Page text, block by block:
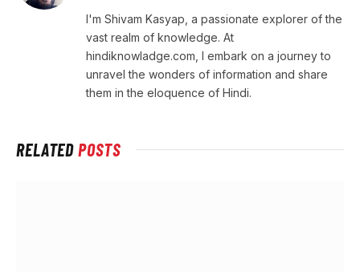
I'm Shivam Kasyap, a passionate explorer of the
vast realm of knowledge. At
hindiknowladge.com, I embark on a journey to
unravel the wonders of information and share
them in the eloquence of Hindi.
RELATEDPOSTS